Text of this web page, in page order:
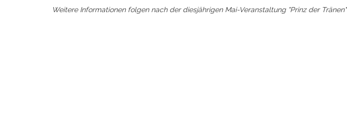
Weitere Informationen folgen nach der diesjährigen Mai-Veranstaltung "Prinz der Tränen"